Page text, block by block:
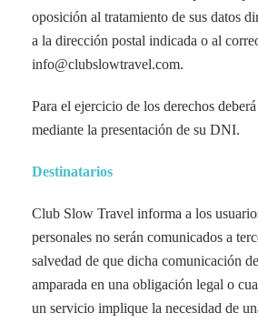
oposición al tratamiento de sus datos
a la dirección postal indicada o al
info@clubslowtravel.com.
Para el ejercicio de los derechos
mediante la presentación de su DNI.
Destinatarios
Club Slow Travel informa a los
personales no serán comunicados a
salvedad de que dicha comunicación
amparada en una obligación legal o
un servicio implique la necesidad de